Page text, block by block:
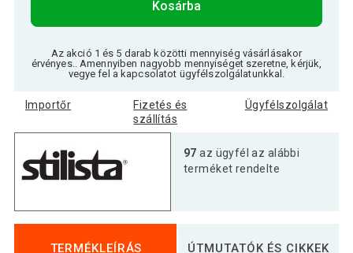
Kosárba
Az akció 1 és 5 darab közötti mennyiség vásárlásakor
érvényes.. Amennyiben nagyobb mennyiséget szeretne, kérjük,
vegye fel a kapcsolatot ügyfélszolgálatunkkal.
Importőr
Fizetés és
szállítás
Ügyfélszolgálat
97 az ügyfél az alábbi
terméket rendelte
TERMÉKLEÍRÁS ÚTMUTATÓK ÉS CIKKEK